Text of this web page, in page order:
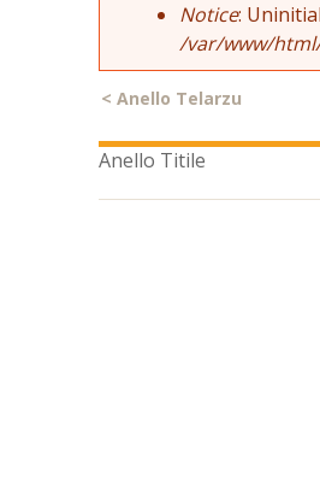
Notice:
/var/www/
< Anello Telarzu
Anello Titile